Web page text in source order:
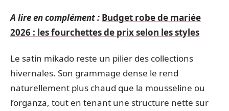
A lire en complément : Budget robe de mariée
2026 : les fourchettes de prix selon les styles
Le satin mikado reste un pilier des collections
hivernales. Son grammage dense le rend
naturellement plus chaud que la mousseline ou
l’organza, tout en tenant une structure nette sur